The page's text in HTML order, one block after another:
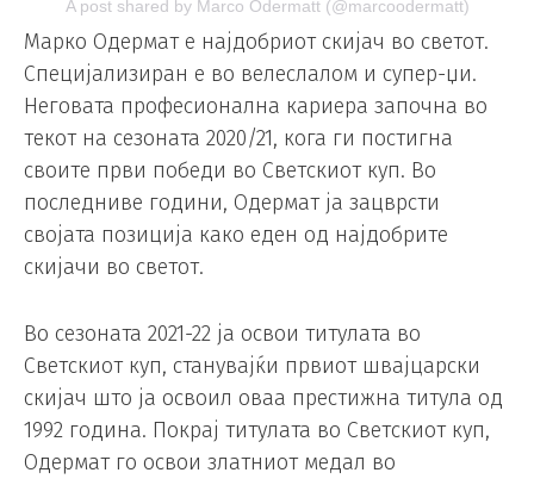
A post shared by Marco Odermatt (@marcoodermatt)
Марко Одермат е најдобриот скијач во светот.
Специјализиран е во велеслалом и супер-џи.
Неговата професионална кариера започна во
текот на сезоната 2020/21, кога ги постигна
своите први победи во Светскиот куп. Во
последниве години, Одермат ја зацврсти
својата позиција како еден од најдобрите
скијачи во светот.
Во сезоната 2021-22 ја освои титулата во
Светскиот куп, станувајќи првиот швајцарски
скијач што ја освоил оваа престижна титула од
1992 година. Покрај титулата во Светскиот куп,
Одермат го освои златниот медал во